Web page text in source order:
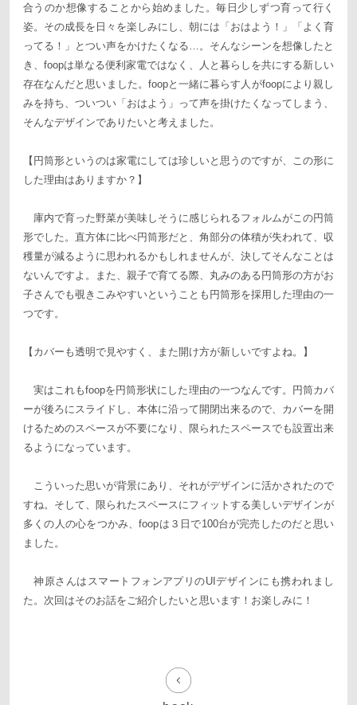
合うのか想像することから始めました。毎日少しずつ育って行く
姿。その成長を日々を楽しみにし、朝には「おはよう！」「よく育
ってる！」とつい声をかけたくなる…。そんなシーンを想像したと
き、foopは単なる便利家電ではなく、人と暮らしを共にする新しい
存在なんだと思いました。foopと一緒に暮らす人がfoopにより親し
みを持ち、ついつい「おはよう」って声を掛けたくなってしまう、
そんなデザインでありたいと考えました。
【円筒形というのは家電にしては珍しいと思うのですが、この形に
した理由はありますか？】
庫内で育った野菜が美味しそうに感じられるフォルムがこの円筒
形でした。直方体に比べ円筒形だと、角部分の体積が失われて、収
穫量が減るように思われるかもしれませんが、決してそんなことは
ないんですよ。また、親子で育てる際、丸みのある円筒形の方がお
子さんでも覗きこみやすいということも円筒形を採用した理由の一
つです。
【カバーも透明で見やすく、また開け方が新しいですよね。】
実はこれもfoopを円筒形状にした理由の一つなんです。円筒カバ
ーが後ろにスライドし、本体に沿って開閉出来るので、カバーを開
けるためのスペースが不要になり、限られたスペースでも設置出来
るようになっています。
こういった思いが背景にあり、それがデザインに活かされたので
すね。そして、限られたスペースにフィットする美しいデザインが
多くの人の心をつかみ、foopは３日で100台が完売したのだと思い
ました。
神原さんはスマートフォンアプリのUIデザインにも携われまし
た。次回はそのお話をご紹介したいと思います！お楽しみに！